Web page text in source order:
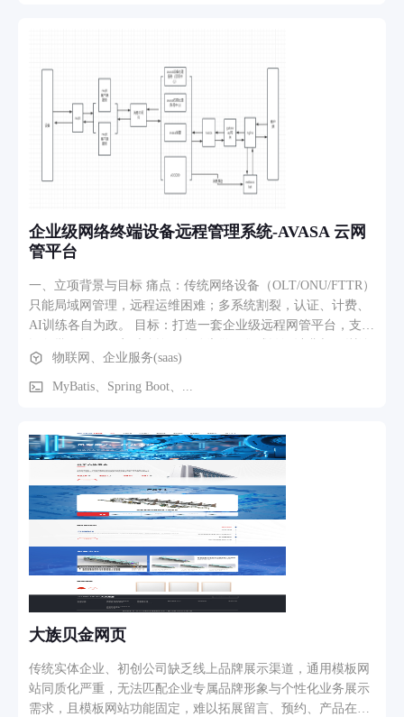
企业级网络终端设备远程管理系统-AVASA 云网
管平台
一、立项背景与目标 痛点：传统网络设备（OLT/ONU/FTTR）
只能局域网管理，远程运维困难；多系统割裂，认证、计费、
AI训练各自为政。 目标：打造一套企业级远程网管平台，支持
能力，覆盖Web/H5/APP三端，国内国际双版本，实现一站式智
能运维。 二、核心功能模块 设备通信与管理：基于MQTT实现
限管控，租户隔离；后台涵盖设备关联、合同审批、APP商品
管理等。 Port认证与计费（RADIUS）：支持手机号/账号/微信
等认证方式，时长控制与自动断网，话单记录供对账。 AI算法
训练平台：集成YOLOv5/MMDetection，支持数据集上传、在
线标注、模型训练与自动分发至设备端。 三、业务流程简示
设备上线与配置：设备上电注册 → 平台存储状态 → 管理员选
模板下发 → 设备执行并回传结果 → 前端实时展示。 告警处
理：设备异常上报告警 → 消息队列分发 → 多渠道推送（邮件/
短信/APP/弹窗）→ 运维处理并更新状态。 WiFi认证计费：用
户连WiFi → 跳转认证页 → 验证身份 → 记录在线计时 → 时长
耗尽自动断网 → 生成话单。 AI模型训练下发：选择模型 →
上传图片数据集 → 在线标注 → 提交训练 → 实时看进度 → 完
成后FTP分发设备 → 设备升级生效。
物联网、企业服务(saas)
MyBatis、Spring Boot、...
大族贝金网页
传统实体企业、初创公司缺乏线上品牌展示渠道，通用模板网
站同质化严重，无法匹配企业专属品牌形象与个性化业务展示
需求，且模板网站功能固定，难以拓展留言、预约、产品在线